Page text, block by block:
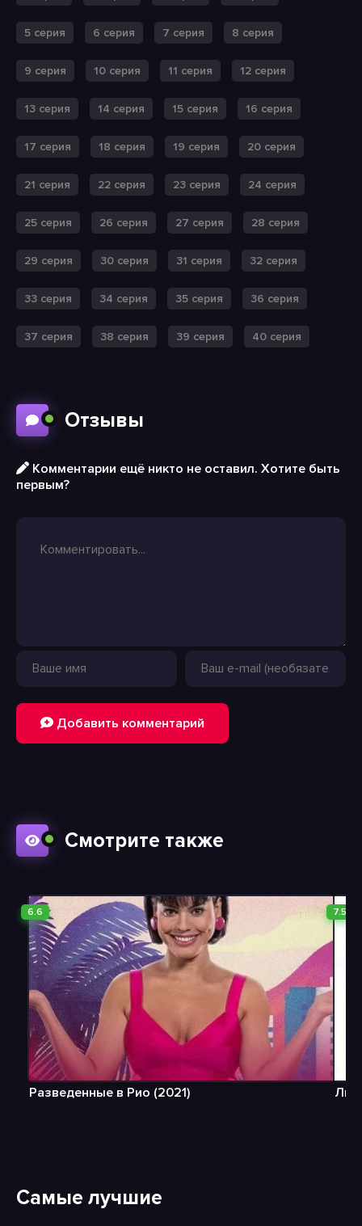
Самые лучшие
5 серия 6 серия 7 серия 8 серия
9 серия 10 серия 11 серия 12 серия
13 серия 14 серия 15 серия 16 серия
17 серия 18 серия 19 серия 20 серия
21 серия 22 серия 23 серия 24 серия
25 серия 26 серия 27 серия 28 серия
29 серия 30 серия 31 серия 32 серия
33 серия 34 серия 35 серия 36 серия
37 серия 38 серия 39 серия 40 серия
Отзывы
Комментарии ещё никто не оставил. Хотите быть
первым?
Добавить комментарий
Смотрите также
6.6
Разведенные в Рио (2021)
7.5